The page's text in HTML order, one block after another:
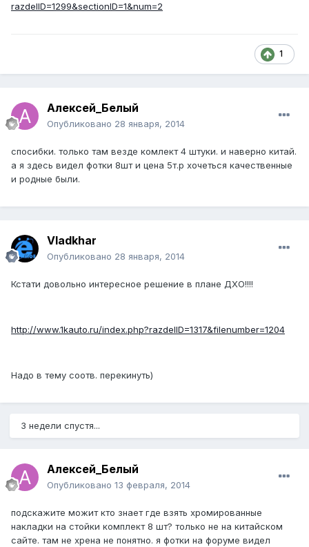
razdelID=1299&sectionID=1&num=2
1
Алексей_Белый
Опубликовано 28 января, 2014
спосибки. только там везде комлект 4 штуки. и наверно китай.
а я здесь видел фотки 8шт и цена 5т.р хочеться качественные
и родные были.
Vladkhar
Опубликовано 28 января, 2014
Кстати довольно интересное решение в плане ДХО!!!!
http://www.1kauto.ru/index.php?razdelID=1317&filenumber=1204
Надо в тему соотв. перекинуть)
3 недели спустя...
Алексей_Белый
Опубликовано 13 февраля, 2014
подскажите можит кто знает где взять хромированные
накладки на стойки комплект 8 шт? только не на китайском
сайте. там не хрена не понятно. я фотки на форуме видел